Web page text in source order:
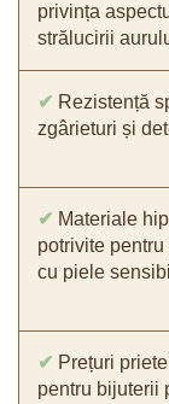
privința
strălucirii
✔ Rezistență
zgârieturi și
✔ Materiale
potrivite
cu piele
✔ Prețuri
pentru bijuterii